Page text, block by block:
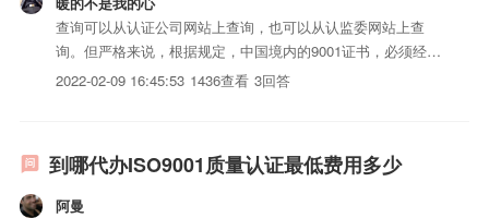
查询可以从认证公司网站上查询，也可以从认监委网站上查
询。但严格来说，根据规定，中国境内的9001证书，必须经过
认监委备案的才是正规的证书。有的机构为了低价竞争，给企
2022-02-09 16:45:53 1436查看 3回答
到哪代办ISO9001质量认证最低费用多少
阿曼